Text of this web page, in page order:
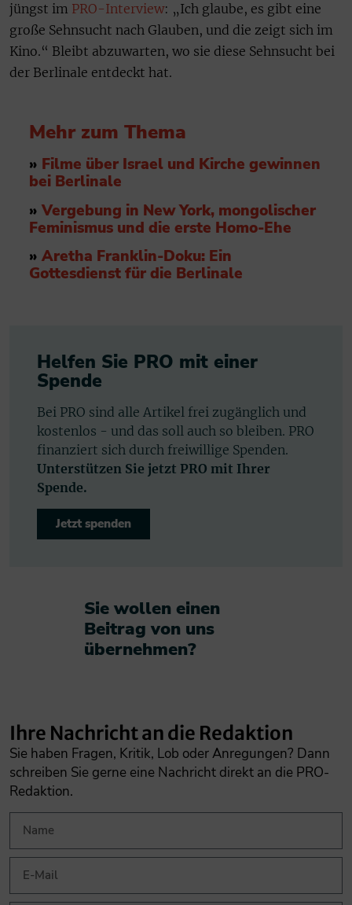
jüngst im PRO-Interview: „Ich glaube, es gibt eine
große Sehnsucht nach Glauben, und die zeigt sich im
Kino.“ Bleibt abzuwarten, wo sie diese Sehnsucht bei
der Berlinale entdeckt hat.
Mehr zum Thema
» Filme über Israel und Kirche gewinnen
bei Berlinale
» Vergebung in New York, mongolischer
Feminismus und die erste Homo-Ehe
» Aretha Franklin-Doku: Ein
Gottesdienst für die Berlinale
Helfen Sie PRO mit einer
Spende
Bei PRO sind alle Artikel frei zugänglich und
kostenlos - und das soll auch so bleiben. PRO
finanziert sich durch freiwillige Spenden.
Unterstützen Sie jetzt PRO mit Ihrer
Spende.
Jetzt spenden
Sie wollen einen
Beitrag von uns
übernehmen?​
Ihre Nachricht an die Redaktion
Sie haben Fragen, Kritik, Lob oder Anregungen? Dann
schreiben Sie gerne eine Nachricht direkt an die PRO-
Redaktion.